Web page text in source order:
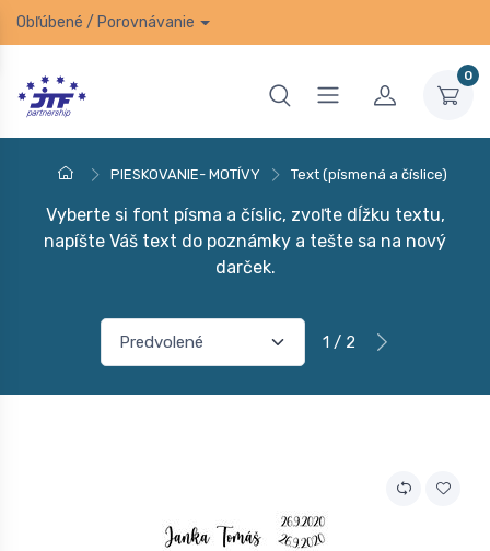
Obľúbené / Porovnávanie
0
PIESKOVANIE- MOTÍVY Text (písmená a číslice)
Vyberte si font písma a číslic, zvoľte dĺžku textu,
napíšte Váš text do poznámky a tešte sa na nový
darček.
1 / 2